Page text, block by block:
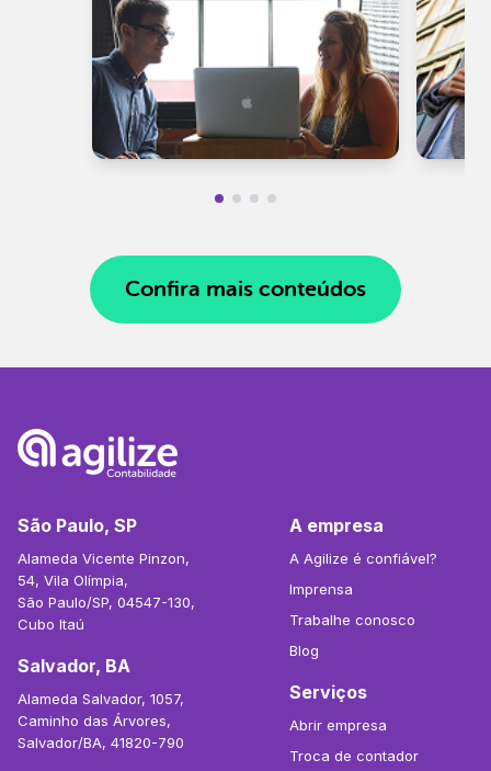
Confira mais conteúdos
São Paulo, SP
Alameda Vicente Pinzon,
54, Vila Olímpia,
São Paulo/SP, 04547-130,
Cubo Itaú
Salvador, BA
Alameda Salvador, 1057,
Caminho das Árvores,
Salvador/BA, 41820-790
A empresa
A Agilize é confiável?
Imprensa
Trabalhe conosco
Blog
Serviços
Abrir empresa
Troca de contador